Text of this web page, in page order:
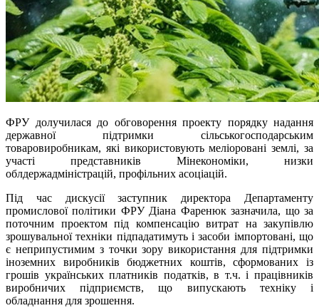
ФРУ долучилася до обговорення проекту порядку надання
державної підтримки сільськогосподарським
товаровиробникам, які використовують меліоровані землі, за
участі представників Мінекономіки, низки
облдержадміністрацій, профільних асоціацій.
Під час дискусії заступник директора Департаменту
промислової політики ФРУ Діана Фаренюк зазначила, що за
поточним проектом під компенсацію витрат на закупівлю
зрошувальної техніки підпадатимуть і засоби імпортовані, що
є неприпустимим з точки зору використання для підтримки
іноземних виробників бюджетних коштів, сформованих із
грошів українських платників податків, в т.ч. і працівників
виробничих підприємств, що випускають техніку і
обладнання для зрошення.